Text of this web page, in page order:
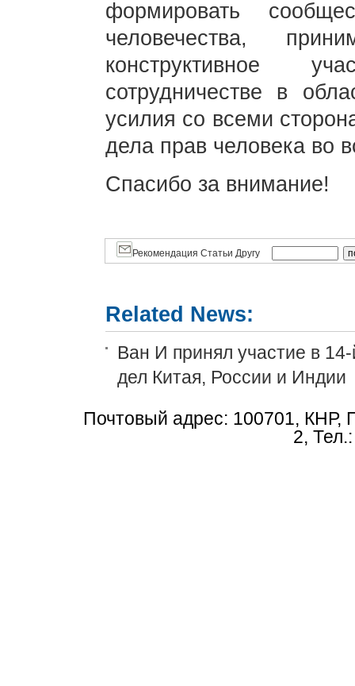
формировать
человечества,
конструктивное
сотрудничестве в
усилия со всеми
дела прав человека во
Спасибо за внимание!
Рекомендация Статьи Другу
Related News:
Ван И принял участие в
дел Китая, России и Индии
Почтовый адрес: 100701, КНР,
2,